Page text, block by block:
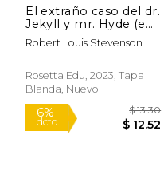
El extraño caso del dr.
Jekyll y mr. Hyde (en
Bilingüe)
Robert Louis Stevenson
Rosetta Edu, 2023, Tapa
Blanda, Nuevo